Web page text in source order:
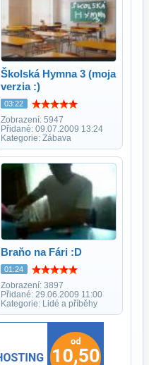
Školská Hymna 3 (moja
verzia :)
03:22
Zobrazení: 5947
Přidané: 09.07.2009 13:24
Kategorie: Zábava
Braňo na Fári :D
01:24
Zobrazení: 3897
Přidané: 29.06.2009 11:00
Kategorie: Lidé a příběhy